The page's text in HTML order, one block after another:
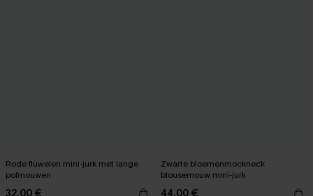
Rode fluwelen mini-jurk met lange
pofmouwen
32,00 €
Zwarte bloemenmockneck
blousemouw mini-jurk
44,00 €